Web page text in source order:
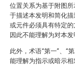
位置关系为基于附图
于描述本发明和简化
或元件必须具有特定
因此不能理解为对本发
此外，术语“第一”、“
能理解为指示或暗示